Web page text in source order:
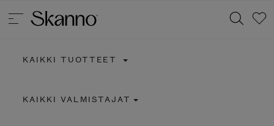
KAIKKI TUOTTEET
KAIKKI VALMISTAJAT